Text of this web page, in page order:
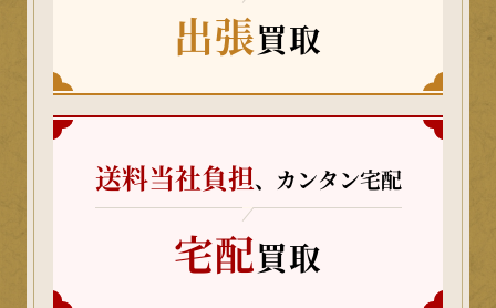
出張買取
送料当社負担、カンタン宅配
宅配買取